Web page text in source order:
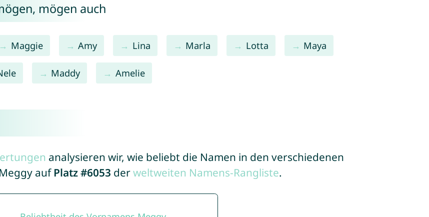
mögen auch
Maggie Amy Lina Marla Lotta Maya
Maddy Amelie
analysieren wir, wie beliebt die Namen in den verschiedenen
auf Platz #6053 derweltweiten Namens-Rangliste.